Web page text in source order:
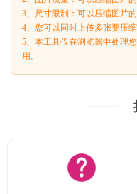
3、尺寸限制：可以压缩图片的
4、您可以同时上传多张要压
5、本工具仅在浏览器中处理
用。